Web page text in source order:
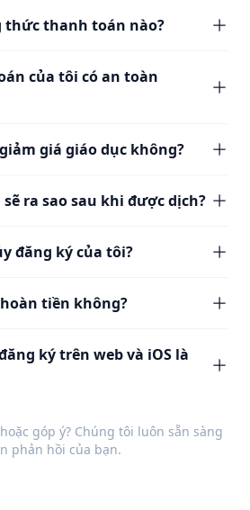
thức thanh toán nào?
của tôi có an toàn
giá giáo dục không?
ra sao sau khi được dịch?
đăng ký của tôi?
tiền không?
ký trên web và iOS là
góp ý? Chúng tôi luôn sẵn sàng
phản hồi của bạn.